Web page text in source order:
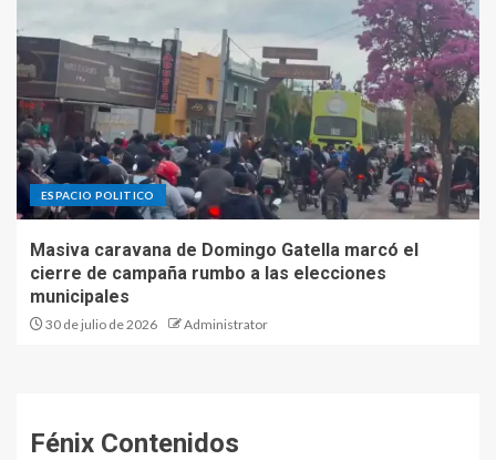
ESPACIO POLITICO
Masiva caravana de Domingo Gatella marcó el
cierre de campaña rumbo a las elecciones
municipales
30 de julio de 2026 Administrator
Fénix Contenidos